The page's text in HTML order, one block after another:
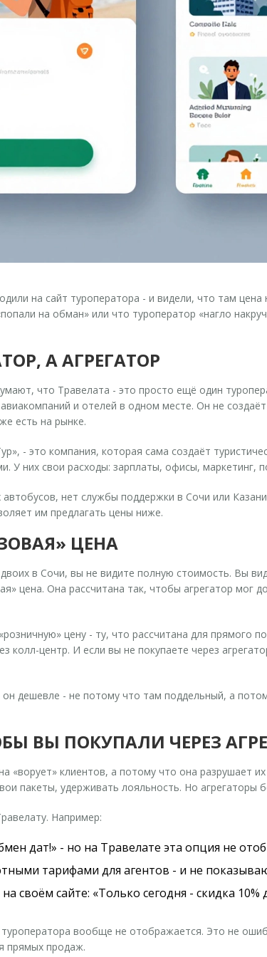
на сайт туроператора - и видели, что там
на обман» или что туроператор «нагло
А АГРЕГАТОР
что Травелата - это просто ещё один
и отелей в одном месте. Он не
есть на рынке.
- это компания, которая сама создаёт
У них свои расходы: зарплаты, офисы, маркетинг,
нет службы поддержки в Сочи или
им предлагать цены ниже.
ЦЕНА
в Сочи, вы не видите полную стоимость. Вы
цена. Она рассчитана так, чтобы агрегатор мог
цену - ту, что рассчитана для прямого
колл-центр. И если вы не покупаете через
дешевле - не потому что там поддельный, а
ВЫ ПОКУПАЛИ ЧЕРЕЗ
«ворует» клиентов, а потому что она разрушает
пакеты, удерживать лояльность. Но агрегаторы
Например:
дат!» - но на Травелате эта опция не
тарифами для агентов - и не
своём сайте: «Только сегодня - скидка
вообще не отображается. Это не
прямых продаж.